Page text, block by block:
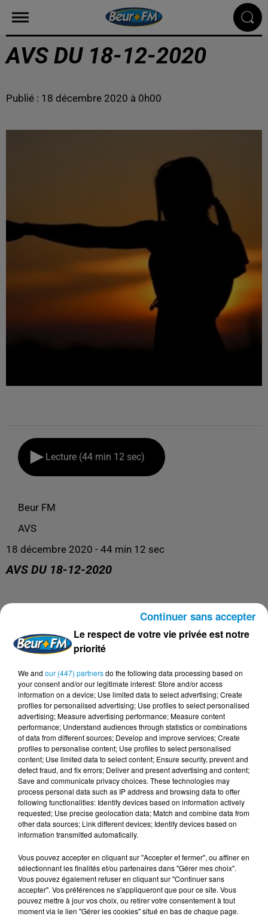
AVS DU 18-12-2020
Publié : 18 décembre 2020 à 0h00
Lecture (44 min 12 sec)
Beur FM
AVS
18 décembre 2020 - 44 min 12 sec
AVS DU 18-12-2020
AVS
DERNIERS PODCASTS
24 juillet 2026
Les Zinformés - 24/07/26
23 juillet 2026
Les Zinformés - 23/07/26
Le respect de votre vie privée est notre
priorité
We and our (447) partnersdo the following data processing based on
your consent and/or our legitimate interest: Store and/or access
information on a device; Use limited data to select advertising; Create
profiles for personalised advertising; Use profiles to select personalised
advertising; Measure advertising performance; Measure content
performance; Understand audiences through statistics or combinations
of data from different sources; Develop and improve services; Create
profiles to personalise content; Use profiles to select personalised
content; Use limited data to select content; Ensure security, prevent and
detect fraud, and fix errors; Deliver and present advertising and content;
Save and communicate privacy choices. These technologies may
process personal data such as IP address and browsing data to offer
following functionalities: Identify devices based on information actively
requested; Use precise geolocation data; Match and combine data from
other data sources; Link different devices; Identify devices based on
information transmitted automatically.
Vous pouvez accepter en cliquant sur "Accepter et fermer", ou affiner en
sélectionnant les finalités et/ou partenaires dans "Gérer mes choix".
Vous pouvez également refuser en cliquant sur "Continuer sans
accepter". Vos préférences ne s'appliqueront que pour ce site. Vous
pouvez mettre à jour vos choix, ou retirer votre consentement à tout
moment via le lien "Gérer les cookies" situé en bas de chaque page.
Continuer sans accepter